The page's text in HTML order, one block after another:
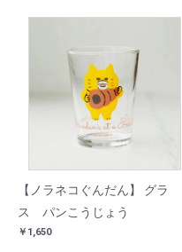
【ノラネコぐんだん】 グラ
ス パンこうじょう
￥1,650